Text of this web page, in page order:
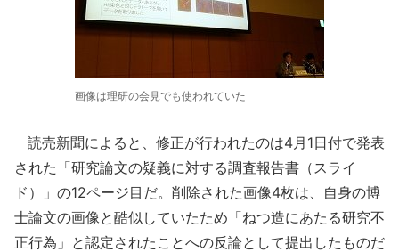
画像は理研の会見でも使われていた
読売新聞によると、修正が行われたのは4月1日付で発表
された「研究論文の疑義に対する調査報告書（スライ
ド）」の12ページ目だ。削除された画像4枚は、自身の博
士論文の画像と酷似していたため「ねつ造にあたる研究不
正行為」と認定されたことへの反論として提出したものだ